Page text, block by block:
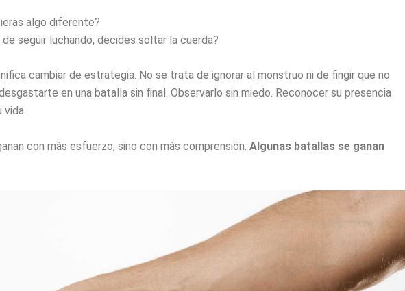
algo diferente?
de seguir luchando, decides soltar la cuerda?
cambiar de estrategia. No se trata de ignorar al monstruo ni de fingir que no
en una batalla sin final. Observarlo sin miedo. Reconocer su presencia
vida.
con más esfuerzo, sino con más comprensión. Algunas batallas se ganan